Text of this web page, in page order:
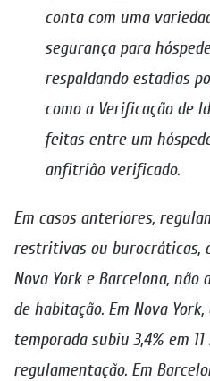
conta com uma
segurança para
respaldando estadias
como a Verificação de
feitas entre um
anfitrião verificado.
Em casos anteriores,
restritivas ou burocráticas,
Nova York e Barcelona,
de habitação. Em Nova
temporada subiu 3,4% em
regulamentação. Em